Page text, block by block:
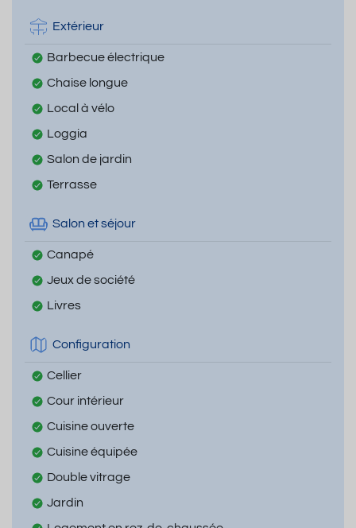
Extérieur
Barbecue électrique
Chaise longue
Local à vélo
Loggia
Salon de jardin
Terrasse
Salon et séjour
Canapé
Jeux de société
Livres
Configuration
Cellier
Cour intérieur
Cuisine ouverte
Cuisine équipée
Double vitrage
Jardin